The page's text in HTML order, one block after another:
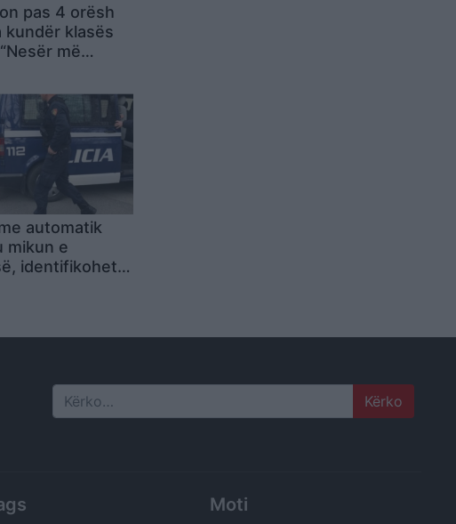
pas 4 orësh
kundër klasës
më
automatik
mikun e
identifikohet
Search
Moti